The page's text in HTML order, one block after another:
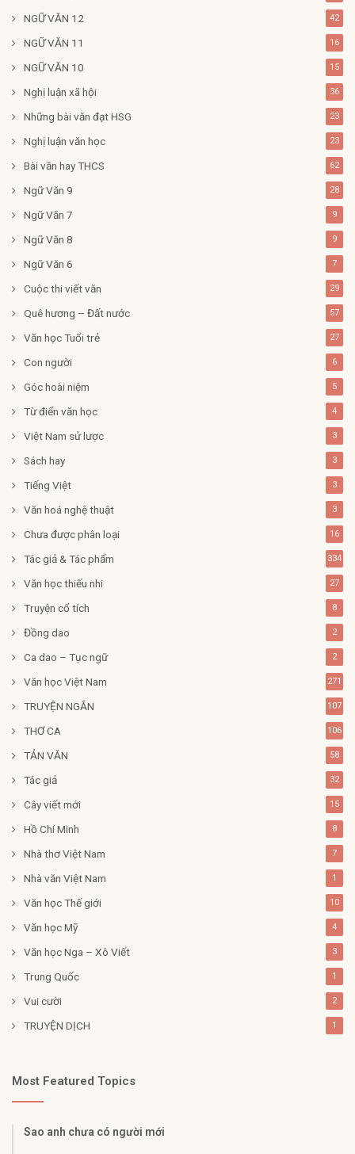
NGỮ VĂN 12 42
NGỮ VĂN 11 16
NGỮ VĂN 10 15
Nghị luận xã hội 36
Những bài văn đạt HSG 23
Nghị luận văn học 23
Bài văn hay THCS 62
Ngữ Văn 9 28
Ngữ Văn 7 9
Ngữ Văn 8 9
Ngữ Văn 6 7
Cuộc thi viết văn 29
Quê hương – Đất nước 57
Văn học Tuổi trẻ 27
Con người 6
Góc hoài niệm 5
Từ điển văn học 4
Việt Nam sử lược 3
Sách hay 3
Tiếng Việt 3
Văn hoá nghệ thuật 3
Chưa được phân loại 16
Tác giả & Tác phẩm 334
Văn học thiếu nhi 27
Truyện cổ tích 8
Đồng dao 2
Ca dao – Tục ngữ 2
Văn học Việt Nam 271
TRUYỆN NGẮN 107
THƠ CA 106
TẢN VĂN 58
Tác giả 32
Cây viết mới 15
Hồ Chí Minh 8
Nhà thơ Việt Nam 7
Nhà văn Việt Nam 1
Văn học Thế giới 10
Văn học Mỹ 4
Văn học Nga – Xô Viết 3
Trung Quốc 1
Vui cười 2
TRUYỆN DỊCH 1
Most Featured Topics
Sao anh chưa có người mới